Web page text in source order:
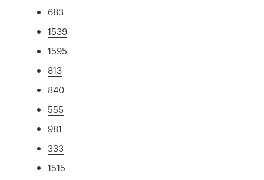
683
1539
1595
813
840
555
981
333
1515